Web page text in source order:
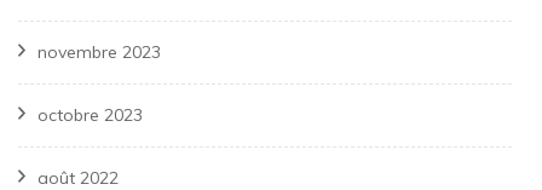
novembre 2023
octobre 2023
août 2022